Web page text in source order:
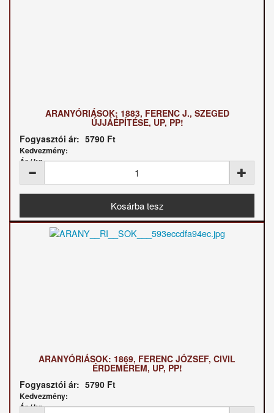
ARANYÓRIÁSOK: 1883, FERENC J., SZEGED
ÚJJÁÉPÍTÉSE, UP, PP!
Fogyasztói ár: 5790 Ft
Kedvezmény:
Ár / kg:
ARANYÓRIÁSOK: 1869, FERENC JÓZSEF, CIVIL
ÉRDEMÉREM, UP, PP!
Fogyasztói ár: 5790 Ft
Kedvezmény:
Ár / kg: